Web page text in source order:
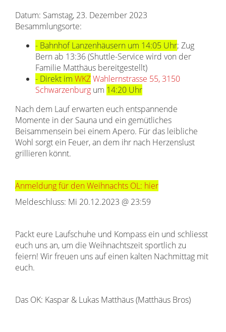
Datum: Samstag, 23. Dezember 2023
Besammlungsorte:
- Bahnhof Lanzenhäusern um 14:05 Uhr; Zug
Bern ab 13:36 (Shuttle-Service wird von der
Familie Matthäus bereitgestellt)
- Direkt im WKZWahlernstrasse 55, 3150
Schwarzenburg um 14:20 Uhr
Nach dem Lauf erwarten euch entspannende
Momente in der Sauna und ein gemütliches
Beisammensein bei einem Apero. Für das leibliche
Wohl sorgt ein Feuer, an dem ihr nach Herzenslust
grillieren könnt.
Anmeldung für den Weihnachts OL: hier
Meldeschluss: Mi 20.12.2023 @ 23:59
Packt eure Laufschuhe und Kompass ein und schliesst
euch uns an, um die Weihnachtszeit sportlich zu
feiern! Wir freuen uns auf einen kalten Nachmittag mit
euch.
Das OK: Kaspar & Lukas Matthäus (Matthäus Bros)